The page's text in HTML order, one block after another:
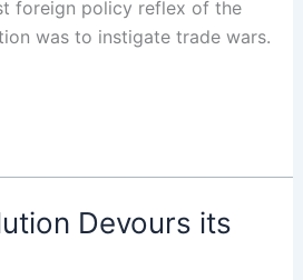
foreign policy reflex of the
was to instigate trade wars.
Devours its